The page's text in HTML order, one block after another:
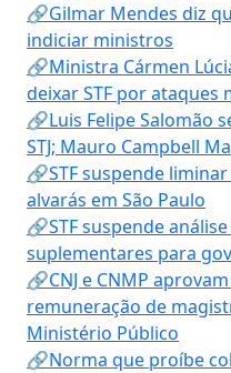
🔗Gilmar Mendes diz
indiciar ministros
🔗Ministra Cármen
deixar STF por ataques
🔗Luis Felipe Salomão
STJ; Mauro Campbell
🔗STF suspende
alvarás em São Paulo
🔗STF suspende
suplementares para
🔗CNJ e CNMP
remuneração de
Ministério Público
🔗Norma que proíbe